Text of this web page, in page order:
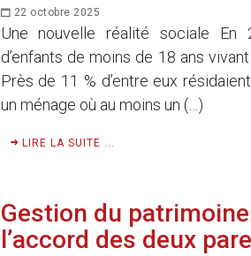
22 octobre 2025
Une nouvelle réalité sociale En
d’enfants de moins de 18 ans
Près de 11 % d’entre eux
un ménage où au moins un (…)
LIRE LA SUITE ...
Gestion du
l’accord des deux